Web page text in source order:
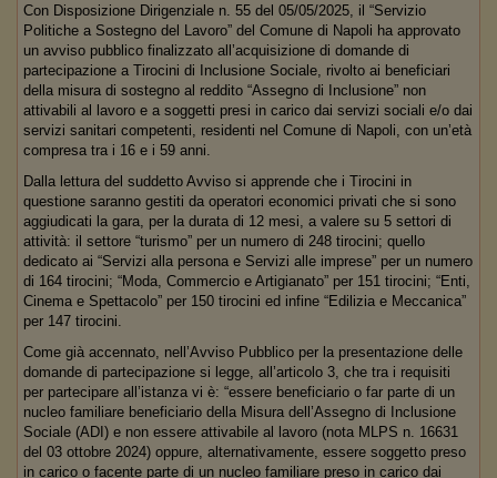
Con Disposizione Dirigenziale n. 55 del 05/05/2025, il “Servizio
Politiche a Sostegno del Lavoro” del Comune di Napoli ha approvato
un avviso pubblico finalizzato all’acquisizione di domande di
partecipazione a Tirocini di Inclusione Sociale, rivolto ai beneficiari
della misura di sostegno al reddito “Assegno di Inclusione” non
attivabili al lavoro e a soggetti presi in carico dai servizi sociali e/o dai
servizi sanitari competenti, residenti nel Comune di Napoli, con un’età
compresa tra i 16 e i 59 anni.
Dalla lettura del suddetto Avviso si apprende che i Tirocini in
questione saranno gestiti da operatori economici privati che si sono
aggiudicati la gara, per la durata di 12 mesi, a valere su 5 settori di
attività: il settore “turismo” per un numero di 248 tirocini; quello
dedicato ai “Servizi alla persona e Servizi alle imprese” per un numero
di 164 tirocini; “Moda, Commercio e Artigianato” per 151 tirocini; “Enti,
Cinema e Spettacolo” per 150 tirocini ed infine “Edilizia e Meccanica”
per 147 tirocini.
Come già accennato, nell’Avviso Pubblico per la presentazione delle
domande di partecipazione si legge, all’articolo 3, che tra i requisiti
per partecipare all’istanza vi è: “essere beneficiario o far parte di un
nucleo familiare beneficiario della Misura dell’Assegno di Inclusione
Sociale (ADI) e non essere attivabile al lavoro (nota MLPS n. 16631
del 03 ottobre 2024) oppure, alternativamente, essere soggetto preso
in carico o facente parte di un nucleo familiare preso in carico dai